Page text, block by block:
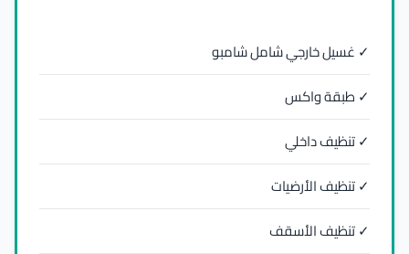
✓ غسيل خارجي شامل شامبو
✓ طبقة واكس
✓ تنظيف داخلي
✓ تنظيف الأرضيات
✓ تنظيف الأسقف